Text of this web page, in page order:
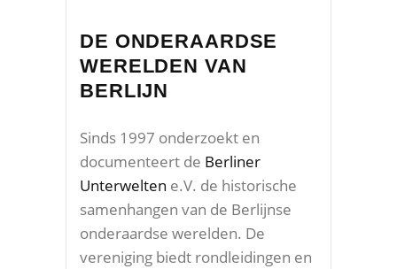
DE ONDERAARDSE
WERELDEN VAN
BERLIJN
Sinds 1997 onderzoekt en
documenteert de Berliner
Unterwelten e.V. de historische
samenhangen van de Berlijnse
onderaardse werelden. De
vereniging biedt rondleidingen en